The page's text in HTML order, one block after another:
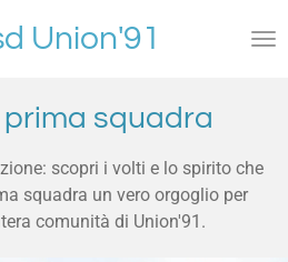
Union'91
squadra
scopri i volti e lo spirito che
squadra un vero orgoglio per
comunità di Union'91.